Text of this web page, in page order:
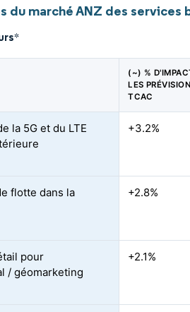
du marché ANZ des services
*
(~) %
LES
TCAC
la 5G et du LTE
+3.2%
flotte dans la
+2.8%
pour
/ géomarketing
+2.1%